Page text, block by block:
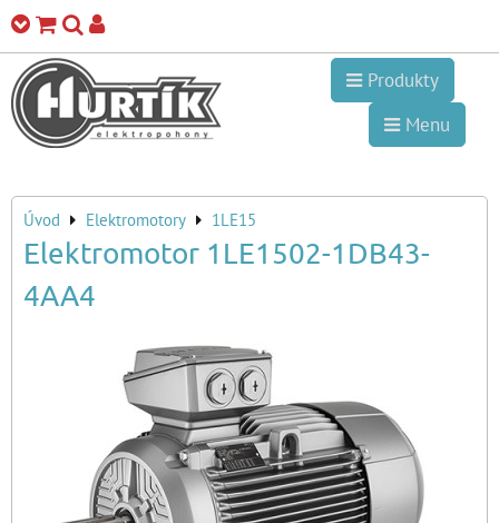
Produkty
Menu
Úvod Elektromotory 1LE15
Elektromotor 1LE1502-1DB43-
4AA4